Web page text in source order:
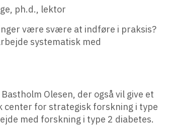
ph.d., lektor
være svære at indføre i praksis?
systematisk med
Olesen, der også vil give et
center for strategisk forskning i type
med forskning i type 2 diabetes.